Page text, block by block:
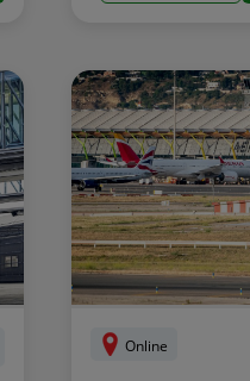
Online